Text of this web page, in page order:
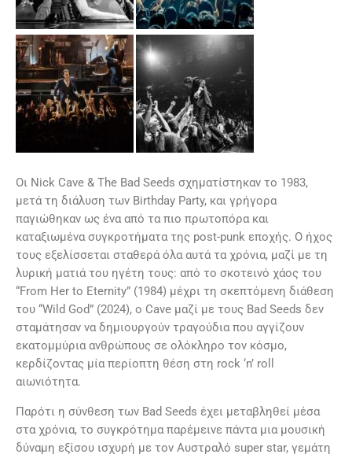
Οι Nick Cave & The Bad Seeds σχηματίστηκαν το 1983,
μετά τη διάλυση των Birthday Party, και γρήγορα
παγιώθηκαν ως ένα από τα πιο πρωτοπόρα και
καταξιωμένα συγκροτήματα της post-punk εποχής. Ο ήχος
τους εξελίσσεται σταθερά όλα αυτά τα χρόνια, μαζί με τη
λυρική ματιά του ηγέτη τους: από το σκοτεινό χάος του
“From Her to Eternity” (1984) μέχρι τη σκεπτόμενη διάθεση
του “Wild God” (2024), o Cave μαζί με τους Bad Seeds δεν
σταμάτησαν να δημιουργούν τραγούδια που αγγίζουν
εκατομμύρια ανθρώπους σε ολόκληρο τον κόσμο,
κερδίζοντας μία περίοπτη θέση στη rock ‘n’ roll
αιωνιότητα.
Παρότι η σύνθεση των Bad Seeds έχει μεταβληθεί μέσα
στα χρόνια, το συγκρότημα παρέμεινε πάντα μια μουσική
δύναμη εξίσου ισχυρή με τον Αυστραλό super star, γεμάτη